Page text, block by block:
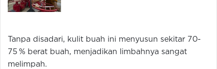
Tanpa disadari, kulit buah ini menyusun sekitar 70-
75 % berat buah, menjadikan limbahnya sangat
melimpah.